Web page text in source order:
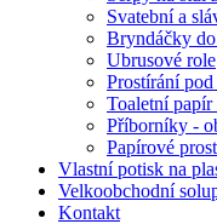
Svatební a
Bryndáčky do
Ubrusové role
Prostírání
Toaletní
Příborníky -
Papírové
Vlastní potisk na
Velkoobchodní
Kontakt